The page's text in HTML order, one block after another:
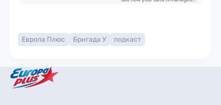
Европа Плюс Бригада У подкаст